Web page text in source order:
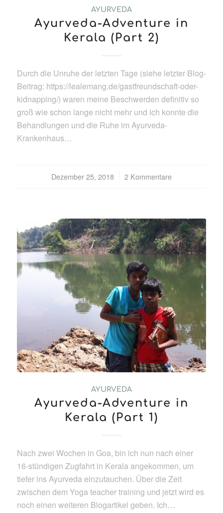
AYURVEDA
Ayurveda-Adventure in
Kerala (Part 2)
Durch die Unruhe der letzten Tage (siehe letzter Blog-
Beitrag: https://lealemang.de/gastfreundschaft-oder-
kidnapping/) waren meine Beschwerden definitiv so
groß wie schon lange nicht mehr und ich konnte die
Behandlungen und die Ruhe im Ayurveda-
Krankenhaus…
Dezember 25, 2018
/ 2 Kommentare
AYURVEDA
Ayurveda-Adventure in
Kerala (Part 1)
Nach zwei Wochen in Goa, bin ich nun nach einer
16-stündigen Zugfahrt in Kerala angekommen, um
tiefer ins Ayurveda einzutauchen. Über die Zeit
zwischen dem Yoga teacher training und jetzt wird es
noch einen weiteren Blogartikel geben. Ich…